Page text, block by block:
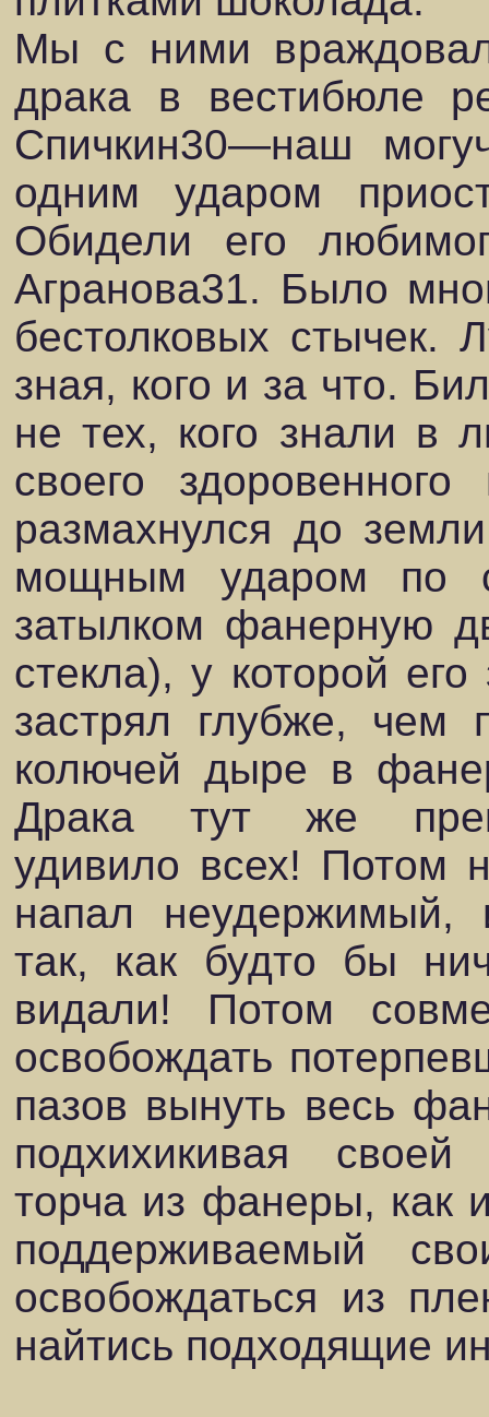
Мы с ними
драка в вестибюле
Спичкин30—наш
одним ударом
Обидели его
Агранова31. Было
бестолковых
зная, кого и за что.
не тех, кого знали в
своего
размахнулся до
мощным ударом по
затылком фанерную
стекла), у которой
застрял глубже, чем
колючей дыре в
Драка тут же
удивило всех! Потом
напал неудержимый,
так, как будто бы
видали! Потом
освобождать
пазов вынуть весь
подхихикивая своей
торча из фанеры, как
поддерживаемый
освобождаться из
найтись подходящие